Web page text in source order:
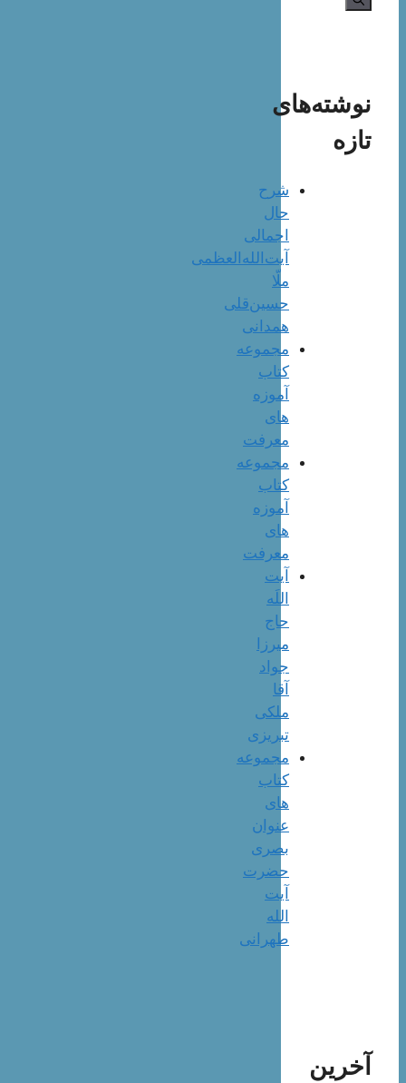
نوشته‌های
تازه
شرح
حال
اجمالی
آیت‌الله‌العظمی
ملّا
حسین‌قلی
همدانی
مجموعه
کتاب
آموزه
های
معرفت
مجموعه
کتاب
آموزه
های
معرفت
آیت
اللَه
حاج
میرزا
جواد
آقا
ملکی
تبریزی
مجموعه
کتاب
های
عنوان
بصری
حضرت
آیت
الله
طهرانی
آخرین